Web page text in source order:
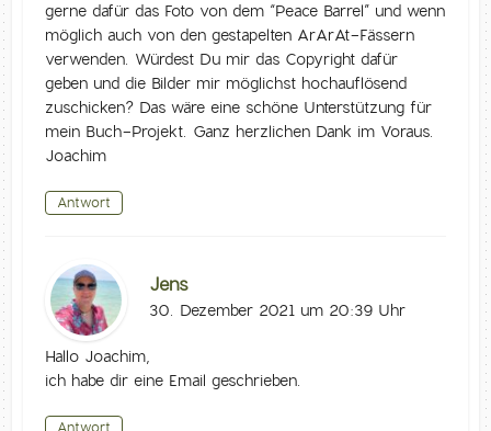
gerne dafür das Foto von dem “Peace Barrel” und wenn
möglich auch von den gestapelten ArArAt-Fässern
verwenden. Würdest Du mir das Copyright dafür
geben und die Bilder mir möglichst hochauflösend
zuschicken? Das wäre eine schöne Unterstützung für
mein Buch-Projekt. Ganz herzlichen Dank im Voraus.
Joachim
Antwort
Jens
30. Dezember 2021 um 20:39 Uhr
Hallo Joachim,
ich habe dir eine Email geschrieben.